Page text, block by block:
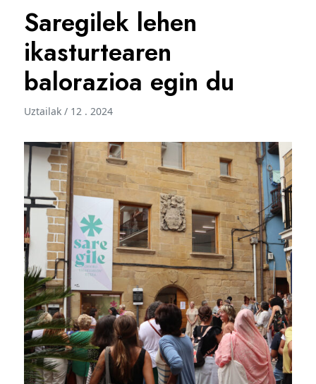
Saregilek lehen
ikasturtearen
balorazioa egin du
Uztailak / 12 . 2024